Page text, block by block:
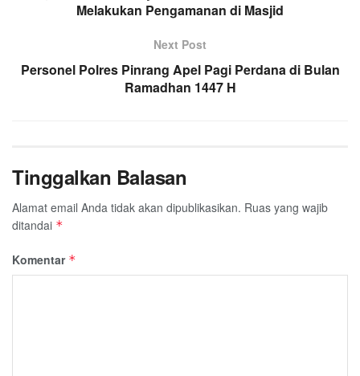
Melakukan Pengamanan di Masjid
Next Post
Personel Polres Pinrang Apel Pagi Perdana di Bulan
Ramadhan 1447 H
Tinggalkan Balasan
Alamat email Anda tidak akan dipublikasikan. Ruas yang wajib
ditandai *
Komentar *